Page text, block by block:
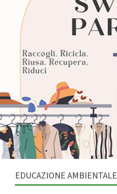
EDUCAZIONE AMBIENTALE